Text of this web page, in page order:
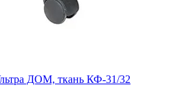
ДОМ, ткань КФ-31/32